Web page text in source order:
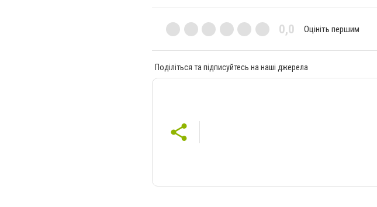
0,0 Оцініть першим
Поділіться та підписуйтесь на наші джерела